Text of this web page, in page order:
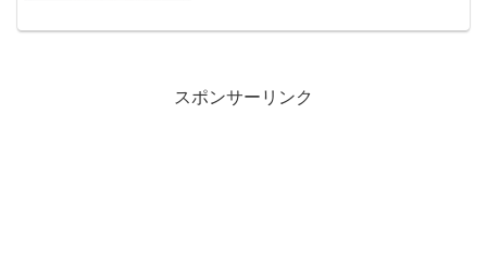
スポンサーリンク